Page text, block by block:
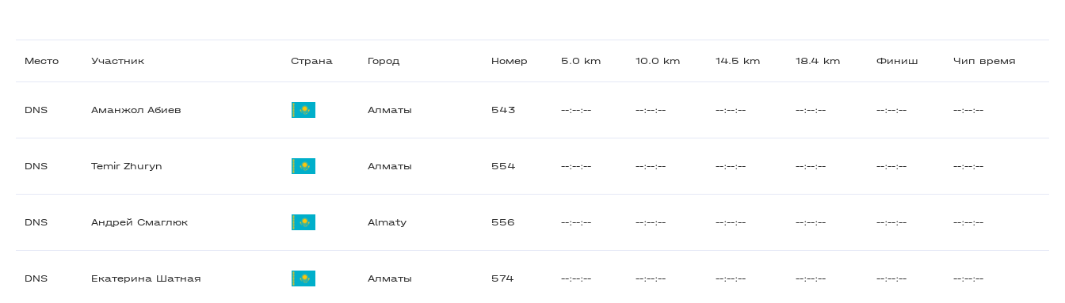
Место Участник Страна Город Номер 5.0 km 10.0 km 14.5 km 18.4 km Финиш Чип время
DNS Аманжол Абиев Алматы 543 --:--:-- --:--:-- --:--:-- --:--:-- --:--:-- --:--:--
DNS Temir Zhuryn Алматы 554 --:--:-- --:--:-- --:--:-- --:--:-- --:--:-- --:--:--
DNS Андрей Смаглюк Almaty 556 --:--:-- --:--:-- --:--:-- --:--:-- --:--:-- --:--:--
DNS Екатерина Шатная Алматы 574 --:--:-- --:--:-- --:--:-- --:--:-- --:--:-- --:--:--